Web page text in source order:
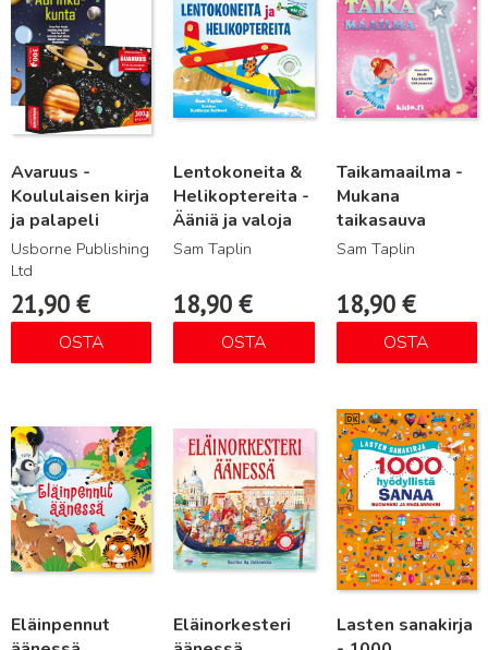
Avaruus -
Koululaisen kirja
ja palapeli
Usborne Publishing
Ltd
21,90 €
OSTA
Lentokoneita &
Helikoptereita -
Ääniä ja valoja
Sam Taplin
18,90€
OSTA
Taikamaailma -
Mukana
taikasauva
Sam Taplin
18,90 €
OSTA
Eläinpennut
Eläinorkesteri
Lasten sanakirja
Lue lisää